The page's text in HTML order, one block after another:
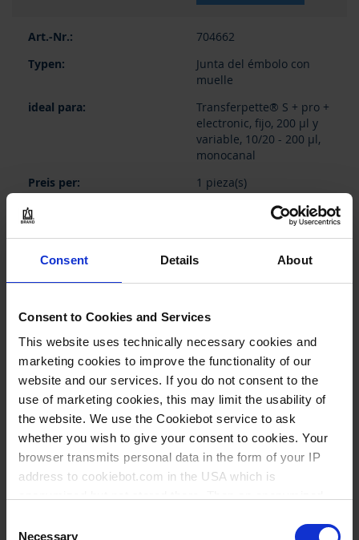
Consent Details About
Consent to Cookies and Services
This website uses technically necessary cookies and
marketing cookies to improve the functionality of our
website and our services. If you do not consent to the
use of marketing cookies, this may limit the usability of
the website. We use the Cookiebot service to ask
whether you wish to give your consent to cookies. Your
browser transmits personal data in the form of your IP
address to cookiebot.com in the USA which is
follow your cookie preferences for future page visits. The
Necessary
704662
Junta del émbolo con
muelle
Transferpette® S + pro +
electronic, fijo, 200 µl y
variable, 10/20 - 200 µl,
monocanal
1 pieza(s)
11,50 €
COMPRAR
PREGUNTA
704663
Junta del émbolo con
muelle
µl, variable, 50/100-1.000